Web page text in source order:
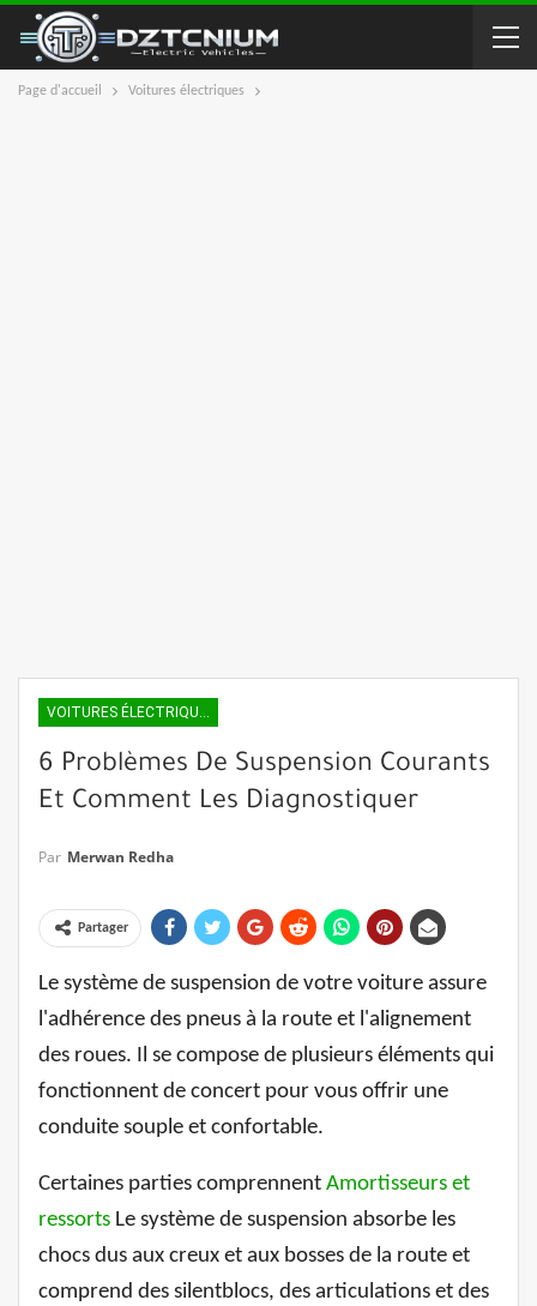
Page d'accueil Voitures électriques
VOITURES ÉLECTRIQUES
6 Problèmes De Suspension Courants
Et Comment Les Diagnostiquer
Par Merwan Redha
Partager
Le système de suspension de votre voiture assure
l'adhérence des pneus à la route et l'alignement
des roues. Il se compose de plusieurs éléments qui
fonctionnent de concert pour vous offrir une
conduite souple et confortable.
Certaines parties comprennent Amortisseurs et
ressorts Le système de suspension absorbe les
chocs dus aux creux et aux bosses de la route et
comprend des silentblocs, des articulations et des